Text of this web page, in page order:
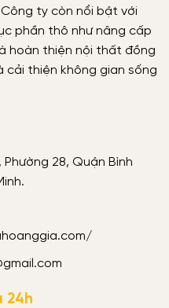
ty còn nổi bật với
phần thô như nâng cấp
hoàn thiện nội thất đồng
cải thiện không gian sống
28, Quận Bình
24h